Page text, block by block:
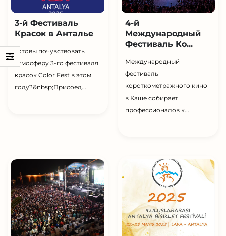
3-й Фестиваль
Красок в Анталье
Готовы почувствовать
атмосферу 3-го фестиваля
красок Color Fest в этом
году?&nbsp;Присоед...
4-й
Международный
Фестиваль Ко...
Международный
фестиваль
короткометражного кино
в Каше собирает
профессионалов к...